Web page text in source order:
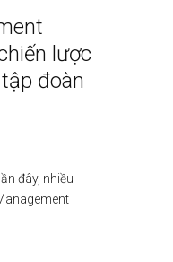
lược
đoàn
đây, nhiều